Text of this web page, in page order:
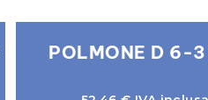
POLMONE D 6-